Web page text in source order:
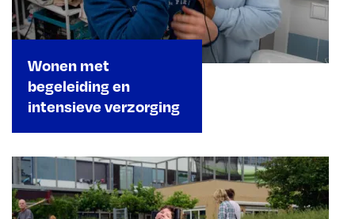
Wonen met
begeleiding en
intensieve verzorging